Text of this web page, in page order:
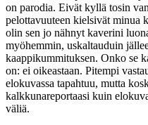
on parodia. Eivät kyllä tosin
pelottavuuteen kielsivät minua
olin sen jo nähnyt kaverini
myöhemmin, uskaltauduin
kaappikummituksen. Onko se
on: ei oikeastaan. Pitempi
elokuvassa tapahtuu, mutta
kalkkunareportaasi kuin
väliä.